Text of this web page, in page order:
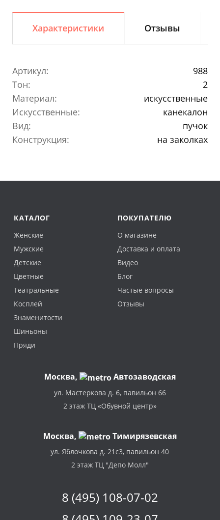
Характеристики Отзывы
Артикул:
988
Тон:
2
Материал:
искусственные
Искусственные:
канекалон
Вид:
пучок
Конструкция:
на заколках
КАТАЛОГ
Женские
Мужские
Детские
Цветные
Театральные
Косплей
Знаменитости
Шиньоны
Пряди
ПОКУПАТЕЛЮ
О магазине
Доставка и оплата
Видео
Блог
Частые вопросы
Отзывы
Москва, Автозаводская
ул. Мастеркова д. 6, павильон 66
2 этаж ТЦ «Обувной центр»
Москва, Тимирязевская
ул. Яблочкова д. 21с3, павильон 40
2 этаж ТЦ "Депо Молл"
8 (495) 108-07-02